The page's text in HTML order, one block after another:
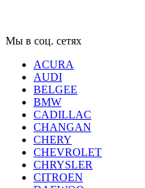
Мы в соц. сетях
ACURA
AUDI
BELGEE
BMW
CADILLAC
CHANGAN
CHERY
CHEVROLET
CHRYSLER
CITROEN